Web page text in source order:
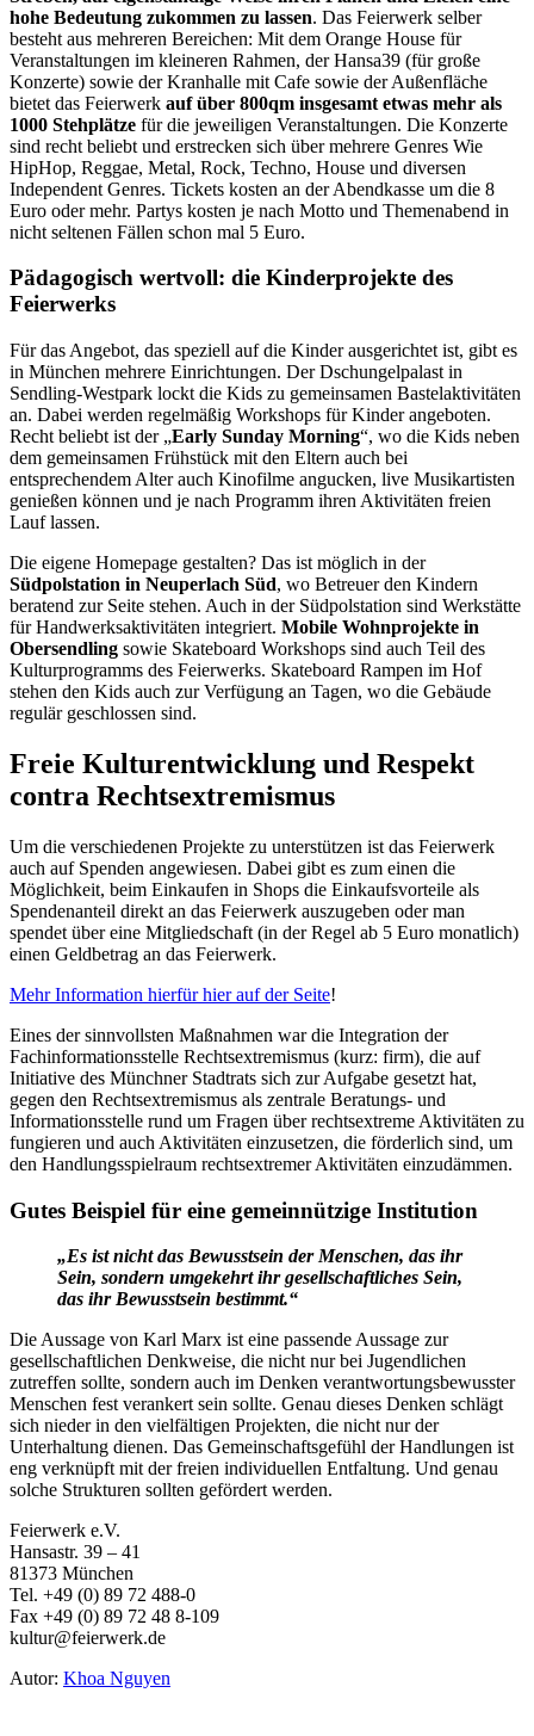
hohe Bedeutung zukommen zu lassen. Das Feierwerk selber
besteht aus mehreren Bereichen: Mit dem Orange House für
Veranstaltungen im kleineren Rahmen, der Hansa39 (für große
Konzerte) sowie der Kranhalle mit Cafe sowie der Außenfläche
bietet das Feierwerk auf über 800qm insgesamt etwas mehr als
1000 Stehplätze für die jeweiligen Veranstaltungen. Die Konzerte
sind recht beliebt und erstrecken sich über mehrere Genres Wie
HipHop, Reggae, Metal, Rock, Techno, House und diversen
Independent Genres. Tickets kosten an der Abendkasse um die 8
Euro oder mehr. Partys kosten je nach Motto und Themenabend in
nicht seltenen Fällen schon mal 5 Euro.
Pädagogisch wertvoll: die Kinderprojekte des
Feierwerks
Für das Angebot, das speziell auf die Kinder ausgerichtet ist, gibt es
in München mehrere Einrichtungen. Der Dschungelpalast in
Sendling-Westpark lockt die Kids zu gemeinsamen Bastelaktivitäten
an. Dabei werden regelmäßig Workshops für Kinder angeboten.
Recht beliebt ist der „Early Sunday Morning“, wo die Kids neben
dem gemeinsamen Frühstück mit den Eltern auch bei
entsprechendem Alter auch Kinofilme angucken, live Musikartisten
genießen können und je nach Programm ihren Aktivitäten freien
Lauf lassen.
Die eigene Homepage gestalten? Das ist möglich in der
Südpolstation in Neuperlach Süd, wo Betreuer den Kindern
beratend zur Seite stehen. Auch in der Südpolstation sind Werkstätte
für Handwerksaktivitäten integriert. Mobile Wohnprojekte in
Obersendling sowie Skateboard Workshops sind auch Teil des
Kulturprogramms des Feierwerks. Skateboard Rampen im Hof
stehen den Kids auch zur Verfügung an Tagen, wo die Gebäude
regulär geschlossen sind.
Freie Kulturentwicklung und Respekt
contra Rechtsextremismus
Um die verschiedenen Projekte zu unterstützen ist das Feierwerk
auch auf Spenden angewiesen. Dabei gibt es zum einen die
Möglichkeit, beim Einkaufen in Shops die Einkaufsvorteile als
Spendenanteil direkt an das Feierwerk auszugeben oder man
spendet über eine Mitgliedschaft (in der Regel ab 5 Euro monatlich)
einen Geldbetrag an das Feierwerk.
Mehr Information hierfür hier auf der Seite!
Eines der sinnvollsten Maßnahmen war die Integration der
Fachinformationsstelle Rechtsextremismus (kurz: firm), die auf
Initiative des Münchner Stadtrats sich zur Aufgabe gesetzt hat,
gegen den Rechtsextremismus als zentrale Beratungs- und
Informationsstelle rund um Fragen über rechtsextreme Aktivitäten zu
fungieren und auch Aktivitäten einzusetzen, die förderlich sind, um
den Handlungsspielraum rechtsextremer Aktivitäten einzudämmen.
Gutes Beispiel für eine gemeinnützige Institution
„Es ist nicht das Bewusstsein der Menschen, das ihr
Sein, sondern umgekehrt ihr gesellschaftliches Sein,
das ihr Bewusstsein bestimmt.“
Die Aussage von Karl Marx ist eine passende Aussage zur
gesellschaftlichen Denkweise, die nicht nur bei Jugendlichen
zutreffen sollte, sondern auch im Denken verantwortungsbewusster
Menschen fest verankert sein sollte. Genau dieses Denken schlägt
sich nieder in den vielfältigen Projekten, die nicht nur der
Unterhaltung dienen. Das Gemeinschaftsgefühl der Handlungen ist
eng verknüpft mit der freien individuellen Entfaltung. Und genau
solche Strukturen sollten gefördert werden.
Feierwerk e.V.
Hansastr. 39 – 41
81373 München
Tel. +49 (0) 89 72 488-0
Fax +49 (0) 89 72 48 8-109
kultur@feierwerk.de
Autor: Khoa Nguyen